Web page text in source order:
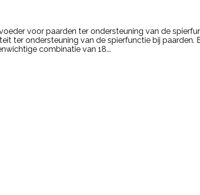
voor paarden ter ondersteuning van de
ter ondersteuning van de spierfunctie bij
combinatie van 18...